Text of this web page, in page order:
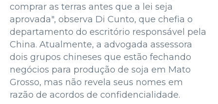
comprar as terras antes que a lei seja
aprovada", observa Di Cunto, que chefia o
departamento do escritório responsável pela
China. Atualmente, a advogada assessora
dois grupos chineses que estão fechando
negócios para produção de soja em Mato
Grosso, mas não revela seus nomes em
razão de acordos de confidencialidade.